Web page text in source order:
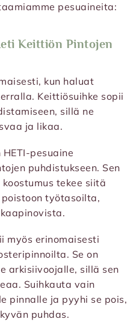
pesuaineita:
Keittiön Pintojen
kun haluat
Keittiösuihke sopii
sillä ne
ja likaa.
pesuaine
puhdistukseen. Sen
tekee siitä
työtasoilta,
myös erinomaisesti
Se on
arkisiivoojalle, sillä sen
Suihkauta vain
pinnalle ja pyyhi se pois,
puhdas.